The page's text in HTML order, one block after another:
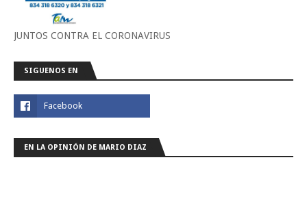
JUNTOS CONTRA EL CORONAVIRUS
SIGUENOS EN
EN LA OPINIÓN DE MARIO DIAZ